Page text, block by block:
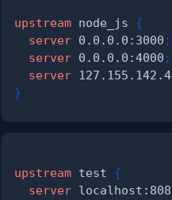
upstream node_js
{
server 0.0.0.0:3000 ;
server 0.0.0.0:4000 ;
server
}
upstream test
{
server